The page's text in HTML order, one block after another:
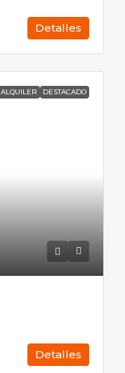
Detalles
ALQUILER DESTACADO
Detalles